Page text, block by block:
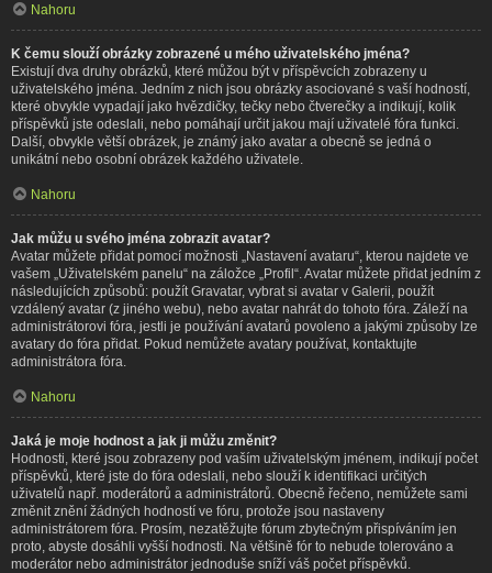
Nahoru
K čemu slouží obrázky zobrazené u mého uživatelského jména?
Existují dva druhy obrázků, které můžou být v příspěvcích zobrazeny u
uživatelského jména. Jedním z nich jsou obrázky asociované s vaší hodností,
které obvykle vypadají jako hvězdičky, tečky nebo čtverečky a indikují, kolik
příspěvků jste odeslali, nebo pomáhají určit jakou mají uživatelé fóra funkci.
Další, obvykle větší obrázek, je známý jako avatar a obecně se jedná o
unikátní nebo osobní obrázek každého uživatele.
Nahoru
Jak můžu u svého jména zobrazit avatar?
Avatar můžete přidat pomocí možnosti „Nastavení avataru“, kterou najdete ve
vašem „Uživatelském panelu“ na záložce „Profil“. Avatar můžete přidat jedním z
následujících způsobů: použít Gravatar, vybrat si avatar v Galerii, použít
vzdálený avatar (z jiného webu), nebo avatar nahrát do tohoto fóra. Záleží na
administrátorovi fóra, jestli je používání avatarů povoleno a jakými způsoby lze
avatary do fóra přidat. Pokud nemůžete avatary používat, kontaktujte
administrátora fóra.
Nahoru
Jaká je moje hodnost a jak ji můžu změnit?
Hodnosti, které jsou zobrazeny pod vaším uživatelským jménem, indikují počet
příspěvků, které jste do fóra odeslali, nebo slouží k identifikaci určitých
uživatelů např. moderátorů a administrátorů. Obecně řečeno, nemůžete sami
změnit znění žádných hodností ve fóru, protože jsou nastaveny
administrátorem fóra. Prosím, nezatěžujte fórum zbytečným přispíváním jen
proto, abyste dosáhli vyšší hodnosti. Na většině fór to nebude tolerováno a
moderátor nebo administrátor jednoduše sníží váš počet příspěvků.